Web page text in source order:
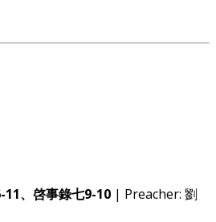
11、啓事錄七9-10 | Preacher: 劉